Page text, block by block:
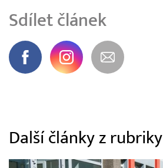
Sdílet článek
Další články z rubriky